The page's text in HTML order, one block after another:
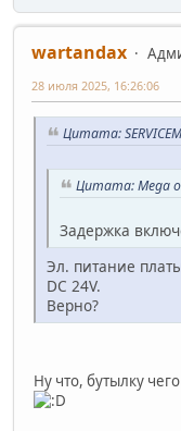
wartandax
28 июля 2025, 16:26:06
Цитата:
Цитата: Mega
Задержка
Эл. питание
DC 24V.
Верно?
Ну что, бутылку